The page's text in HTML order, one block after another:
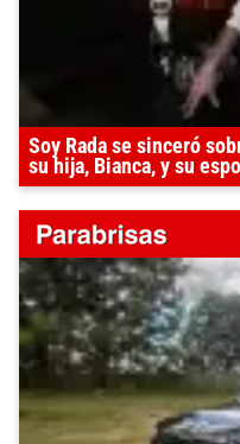
Soy Rada se sinceró
su hija, Bianca, y su